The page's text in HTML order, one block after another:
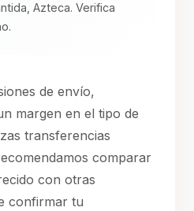
Azteca. Verifica
de envío,
margen en el tipo de
transferencias
comparar
con otras
confirmar tu